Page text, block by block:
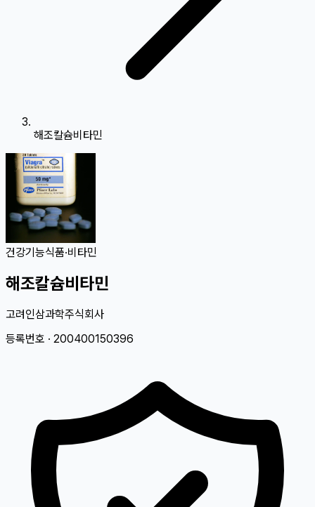
해조칼슘비타민
건강기능식품·비타민
해조칼슘비타민
고려인삼과학주식회사
등록번호 · 200400150396